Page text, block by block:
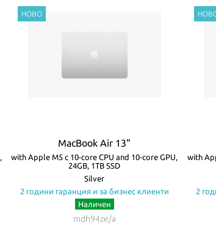
MacBook Air 13"
with Apple M5 с 10-core CPU and 10-core GPU,
24GB, 1TB SSD
Silver
2 години гаранция и за бизнес клиенти
Наличен
mdh94ze/a
with
2